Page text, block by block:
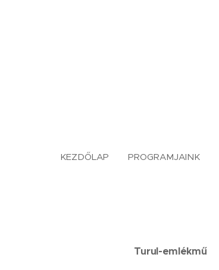
KEZDŐLAP PROGRAMJAINK
Turul-emlékmű